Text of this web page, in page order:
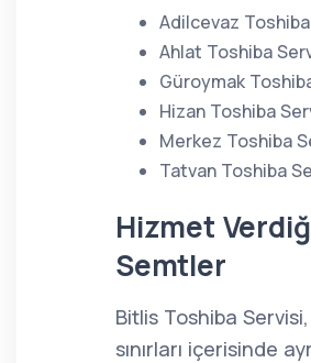
Adilcevaz
Ahlat Toshiba
Güroymak
Hizan Toshiba
Merkez Toshiba
Tatvan Toshiba
Hizmet
Semtler
Bitlis Toshiba
sınırları içerisinde